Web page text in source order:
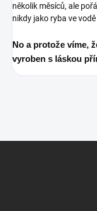
několik měsíců, ale
nikdy jako ryba ve
No a protože víme,
vyroben s láskou